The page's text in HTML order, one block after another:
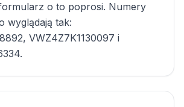
o to poprosi. Numery
wyglądają tak:
VWZ4Z7K1130097 i